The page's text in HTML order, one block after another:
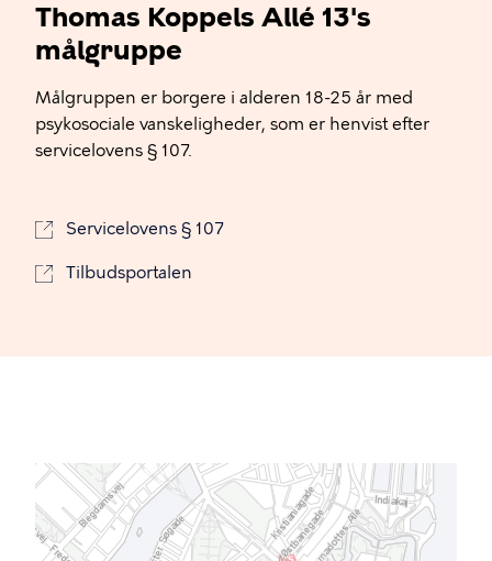
Thomas Koppels Allé 13's
målgruppe
Målgruppen er borgere i alderen 18-25 år med
psykosociale vanskeligheder, som er henvist efter
servicelovens § 107.
Servicelovens § 107
Tilbudsportalen